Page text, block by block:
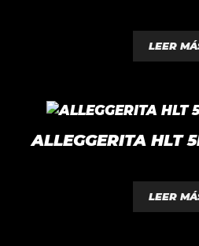
0
d
e
5
LEER
ALLEGGERITA HLT
0
d
e
5
LEER